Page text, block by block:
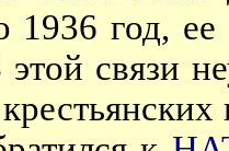
1936 год,
связи